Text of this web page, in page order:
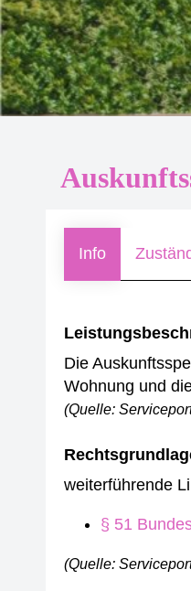
Info
Die
Wohnung und
(Quelle:
weiterführende
§ 51
(Quelle: